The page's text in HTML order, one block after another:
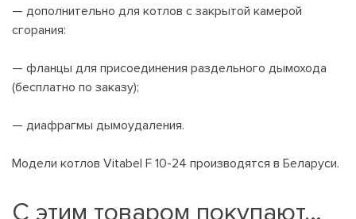
— дополнительно для котлов с закрытой камерой
сгорания:
— фланцы для присоединения раздельного дымохода
(бесплатно по заказу);
— диафрагмы дымоудаления.
Модели котлов Vitabel F 10-24 производятся в Беларуси.